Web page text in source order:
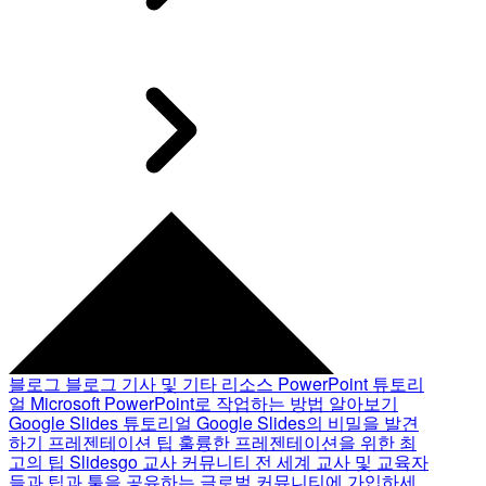
블로그 블로그 기사 및 기타 리소스 PowerPoint 튜토리
얼 Microsoft PowerPoint로 작업하는 방법 알아보기
Google Slides 튜토리얼 Google Slides의 비밀을 발견
하기 프레젠테이션 팁 훌륭한 프레젠테이션을 위한 최
고의 팁 Slidesgo 교사 커뮤니티 전 세계 교사 및 교육자